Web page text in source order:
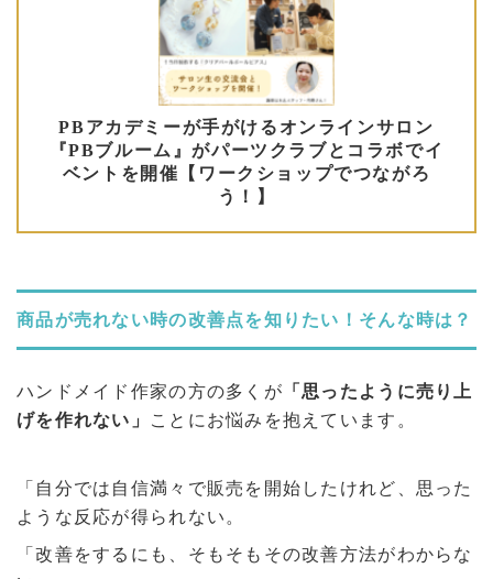
商品が売れない時の改善点を知りたい！そんな時は？
ハンドメイド作家の方の多くが 「思ったように売り上
げを作れない」
ことにお悩みを抱えています。
「自分では自信満々で販売を開始したけれど、思った
ような反応が得られない。
「改善をするにも、そもそもその改善方法がわからな